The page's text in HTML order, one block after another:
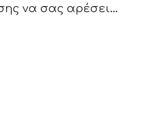
να σας αρέσει…